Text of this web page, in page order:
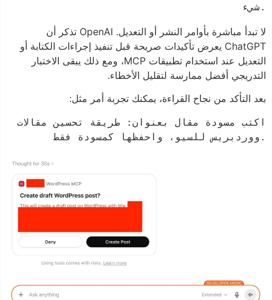
شيء.
لا تبدأ مباشرة بأوامر النشر أو التعديل. OpenAI تذكر أن
ChatGPT يعرض تأكيدات صريحة قبل تنفيذ إجراءات الكتابة أو
التعديل عند استخدام تطبيقات MCP، ومع ذلك يبقى الاختبار
التدريجي أفضل ممارسة لتقليل الأخطاء.
بعد التأكد من نجاح القراءة، يمكنك تجربة أمر مثل:
اكتب مسودة مقال بعنوان: طريقة تحسين مقالات